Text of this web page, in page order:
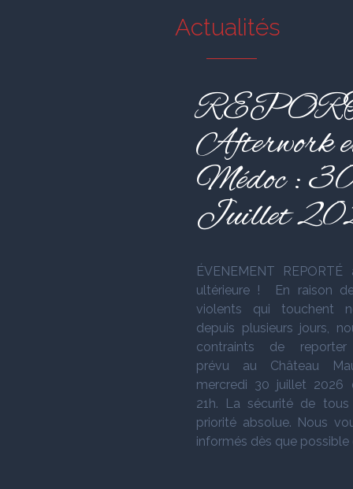
Actualités
Afterwork
Médoc :
Juillet
ÉVENEMENT
ultérieure ! En raison
violents qui touchent
depuis plusieurs jours,
contraints de reporter
prévu au Château
mercredi 30 juillet 2026
21h. La sécurité de
priorité absolue. Nous
informés dès que possible